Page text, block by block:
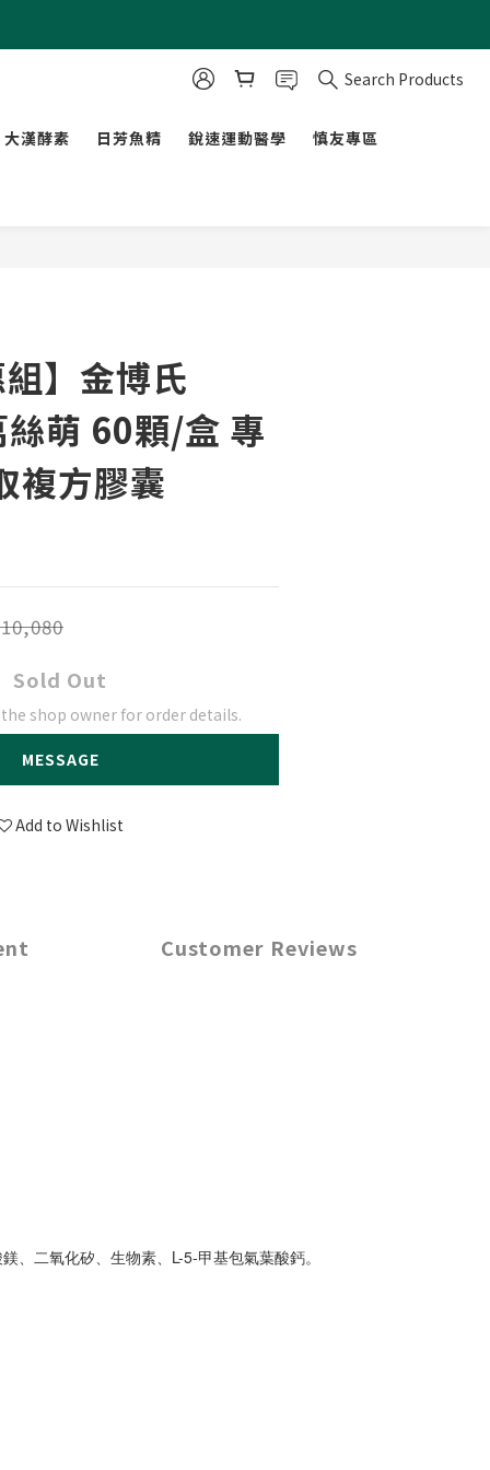
Search Products
大漢酵素 日芳魚精 銳速運動醫學
慎友專區
組】金博氏
萌 60顆/盒 專
複方膠囊
Sold Out
the shop owner for order details.
MESSAGE
Add to Wishlist
Customer Reviews
二氧化矽、生物素、L-5-甲基包氣葉酸鈣。